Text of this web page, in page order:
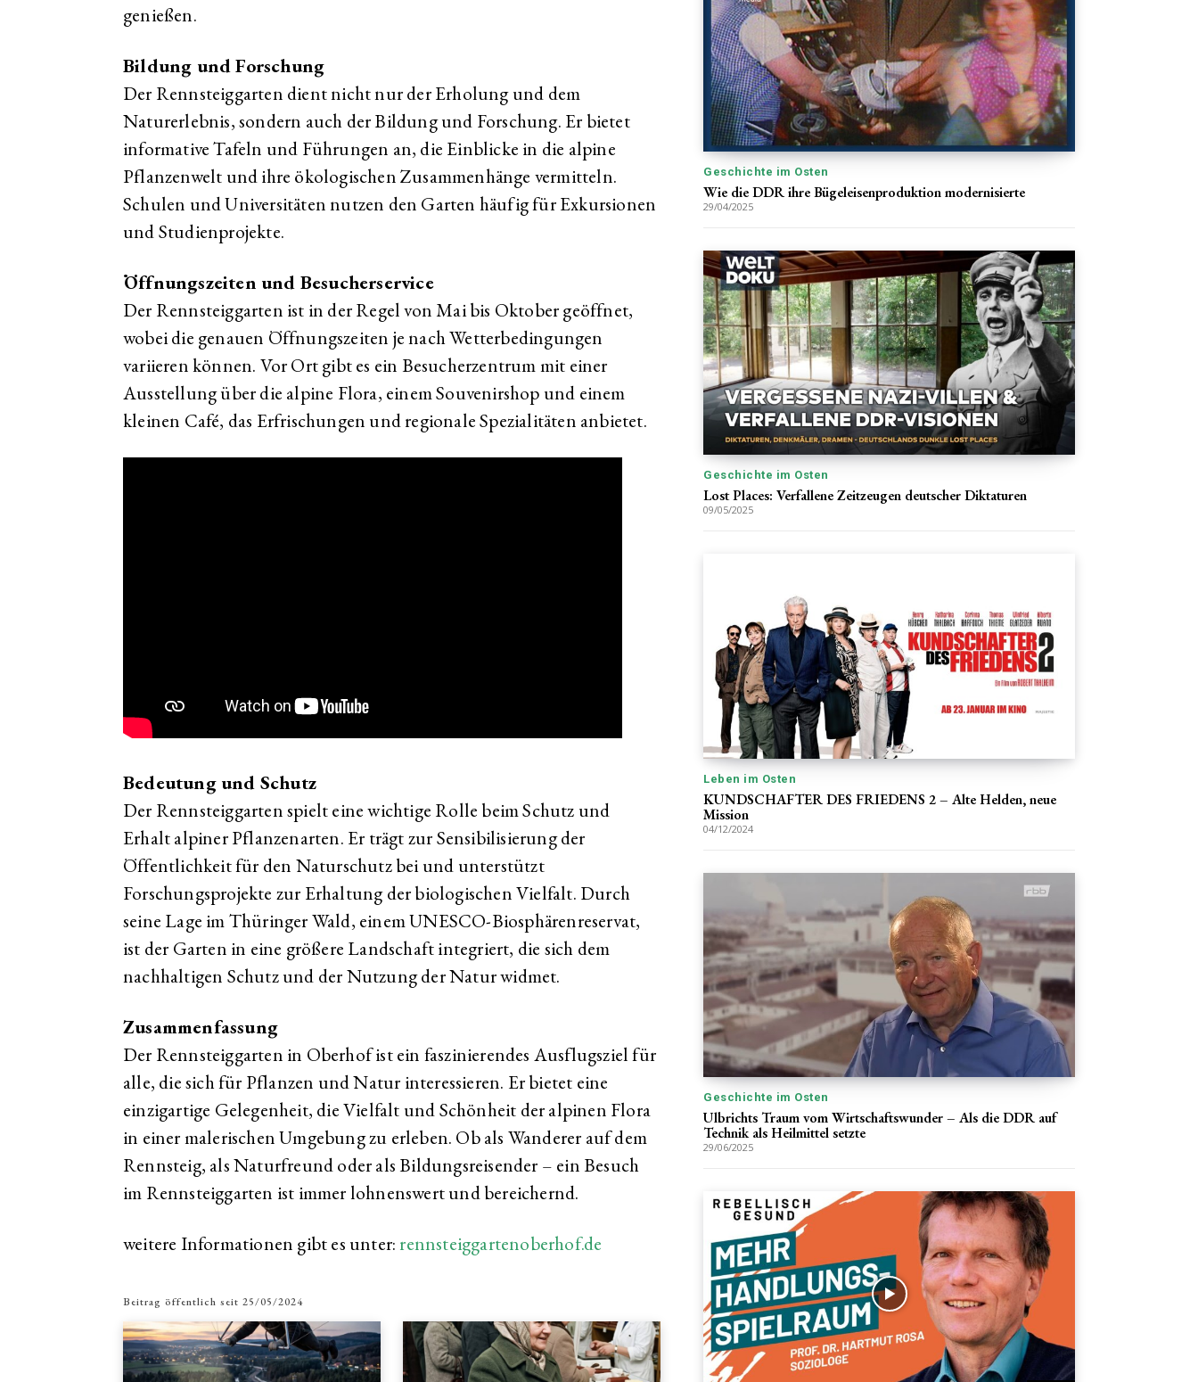
genießen.
Bildung und Forschung
Der Rennsteiggarten dient nicht nur der Erholung und dem
Naturerlebnis, sondern auch der Bildung und Forschung. Er bietet
informative Tafeln und Führungen an, die Einblicke in die alpine
Pflanzenwelt und ihre ökologischen Zusammenhänge vermitteln.
Schulen und Universitäten nutzen den Garten häufig für Exkursionen
und Studienprojekte.
Öffnungszeiten und Besucherservice
Der Rennsteiggarten ist in der Regel von Mai bis Oktober geöffnet,
wobei die genauen Öffnungszeiten je nach Wetterbedingungen
variieren können. Vor Ort gibt es ein Besucherzentrum mit einer
Ausstellung über die alpine Flora, einem Souvenirshop und einem
kleinen Café, das Erfrischungen und regionale Spezialitäten anbietet.
Bedeutung und Schutz
Der Rennsteiggarten spielt eine wichtige Rolle beim Schutz und
Erhalt alpiner Pflanzenarten. Er trägt zur Sensibilisierung der
Öffentlichkeit für den Naturschutz bei und unterstützt
Forschungsprojekte zur Erhaltung der biologischen Vielfalt. Durch
seine Lage im Thüringer Wald, einem UNESCO-Biosphärenreservat,
ist der Garten in eine größere Landschaft integriert, die sich dem
nachhaltigen Schutz und der Nutzung der Natur widmet.
Zusammenfassung
Der Rennsteiggarten in Oberhof ist ein faszinierendes Ausflugsziel für
alle, die sich für Pflanzen und Natur interessieren. Er bietet eine
einzigartige Gelegenheit, die Vielfalt und Schönheit der alpinen Flora
in einer malerischen Umgebung zu erleben. Ob als Wanderer auf dem
Rennsteig, als Naturfreund oder als Bildungsreisender – ein Besuch
im Rennsteiggarten ist immer lohnenswert und bereichernd.
weitere Informationen gibt es unter: rennsteiggartenoberhof.de
Beitrag öffentlich seit 25/05/2024
Geschichte im Osten
Wie die DDR ihre Bügeleisenproduktion modernisierte
29/04/2025
Geschichte im Osten
Lost Places: Verfallene Zeitzeugen deutscher Diktaturen
09/05/2025
Leben im Osten
KUNDSCHAFTER DES FRIEDENS 2 – Alte Helden, neue
Mission
04/12/2024
Geschichte im Osten
Ulbrichts Traum vom Wirtschaftswunder – Als die DDR auf
Technik als Heilmittel setzte
29/06/2025